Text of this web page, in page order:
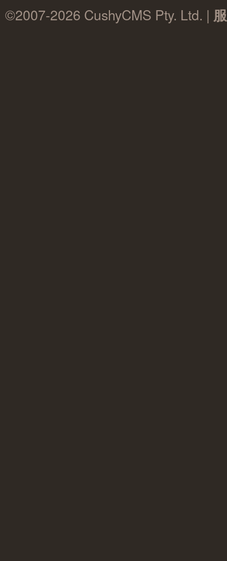
©2007-2026 CushyCMS Pty. Ltd. |